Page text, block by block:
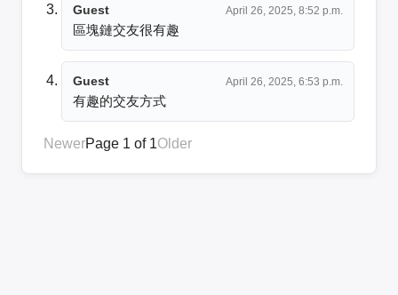
Guest April 26, 2025, 8:52 p.m.
區塊鏈交友很有趣
Guest April 26, 2025, 6:53 p.m.
有趣的交友方式
NewerPage 1 of 1Older